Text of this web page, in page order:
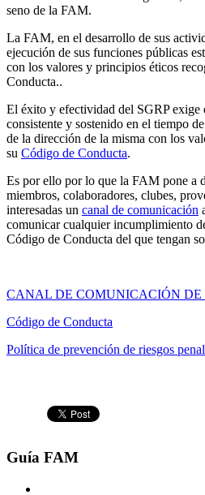
seno de la FAM.
La FAM, en el desarrollo de sus
ejecución de sus funciones públicas
con los valores y principios éticos
Conducta..
El éxito y efectividad del SGRP exige
consistente y sostenido en el tiempo
de la dirección de la misma con los
su Código de Conducta.
Es por ello por lo que la FAM pone a
miembros, colaboradores, clubes,
interesadas un canal de comunicación
comunicar cualquier incumplimiento
Código de Conducta del que tengan
CANAL DE COMUNICACIÓN DE
Código de Conducta
Política de prevención de riesgos
Guía FAM